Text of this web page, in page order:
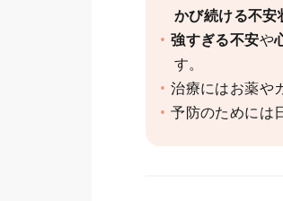
かび続ける不安
強すぎる不安や
す。
治療にはお薬や
予防のためには